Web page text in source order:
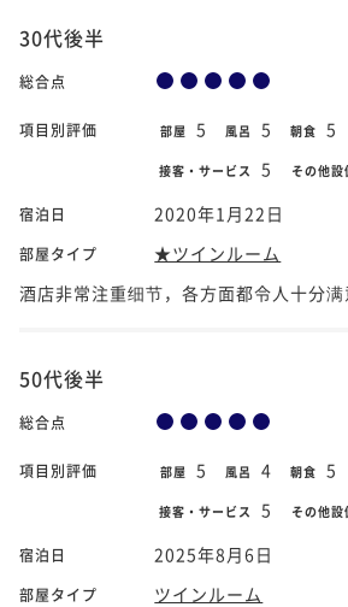
30代後半
総合点
項目別評価 部屋 5 風呂 5 朝食 5
接客・サービス 5 その他設
宿泊日 2020年1月22日
部屋タイプ
★ツインルーム
酒店非常注重细节，各方面都令人十分满
50代後半
総合点
項目別評価 部屋 5 風呂 4 朝食 5
接客・サービス 5 その他設
宿泊日 2025年8月6日
部屋タイプ ツインルーム